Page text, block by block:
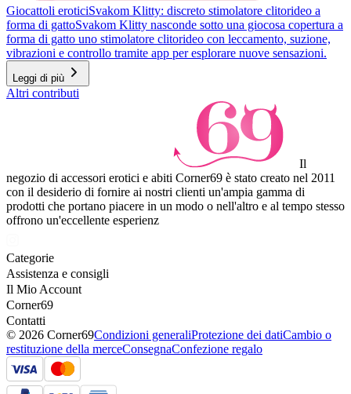
Giocattoli eroticiSvakom Klitty: discreto stimolatore clitorideo a
forma di gattoSvakom Klitty nasconde sotto una giocosa copertura a
forma di gatto uno stimolatore clitorideo con leccamento, suzione,
vibrazioni e controllo tramite app per esplorare nuove sensazioni.
Leggi di più
Altri contributi
Il
negozio di accessori erotici e abiti Corner69 è stato creato nel 2011
con il desiderio di fornire ai nostri clienti un'ampia gamma di
prodotti che portano piacere in un modo o nell'altro e al tempo stesso
offrono un'eccellente esperienz
Categorie
Assistenza e consigli
Il Mio Account
Corner69
Contatti
© 2026 Corner69Condizioni generaliProtezione dei datiCambio o
restituzione della merceConsegnaConfezione regalo